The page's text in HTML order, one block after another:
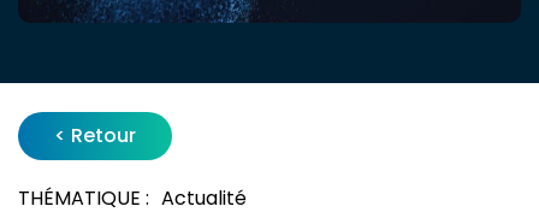
< Retour
THÉMATIQUE : Actualité